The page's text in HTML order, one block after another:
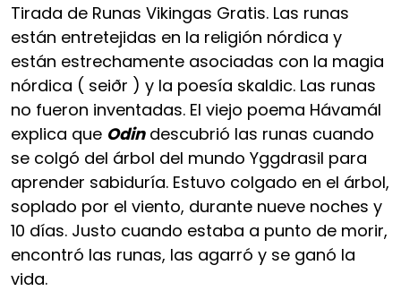
Tirada de Runas Vikingas Gratis. Las runas
están entretejidas en la religión nórdica y
están estrechamente asociadas con la magia
nórdica ( seiðr ) y la poesía skaldic. Las runas
no fueron inventadas. El viejo poema Hávamál
explica que Odindescubrió las runas cuando
se colgó del árbol del mundo Yggdrasil para
aprender sabiduría. Estuvo colgado en el árbol,
soplado por el viento, durante nueve noches y
10 días. Justo cuando estaba a punto de morir,
encontró las runas, las agarró y se ganó la
vida.